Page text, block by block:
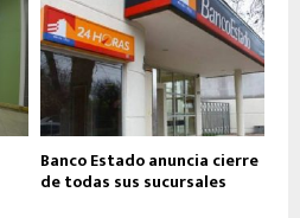
Banco Estado anuncia cierre
de todas sus sucursales